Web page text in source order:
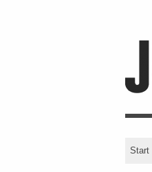
Start